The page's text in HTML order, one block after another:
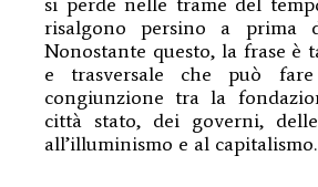
risalgono persino a prima
Nonostante questo, la frase è
e trasversale che può
congiunzione tra la
città stato, dei governi,
all’illuminismo e al